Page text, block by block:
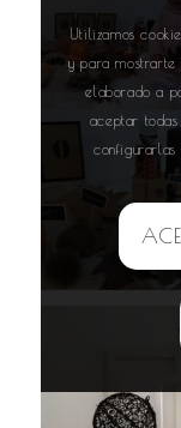
Utilizamos
y para mostrarte
elaborado a
aceptar
configurarlas